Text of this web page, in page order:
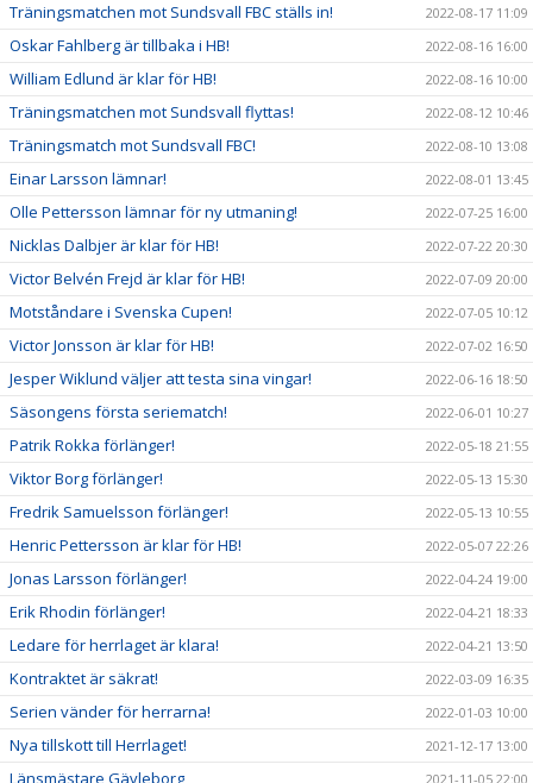
Träningsmatchen mot Sundsvall FBC ställs in! 2022-08-17 11:09
Oskar Fahlberg är tillbaka i HB! 2022-08-16 16:00
William Edlund är klar för HB! 2022-08-16 10:00
Träningsmatchen mot Sundsvall flyttas! 2022-08-12 10:46
Träningsmatch mot Sundsvall FBC! 2022-08-10 13:08
Einar Larsson lämnar! 2022-08-01 13:45
Olle Pettersson lämnar för ny utmaning! 2022-07-25 16:00
Nicklas Dalbjer är klar för HB! 2022-07-22 20:30
Victor Belvén Frejd är klar för HB! 2022-07-09 20:00
Motståndare i Svenska Cupen! 2022-07-05 10:12
Victor Jonsson är klar för HB! 2022-07-02 16:50
Jesper Wiklund väljer att testa sina vingar! 2022-06-16 18:50
Säsongens första seriematch! 2022-06-01 10:27
Patrik Rokka förlänger! 2022-05-18 21:55
Viktor Borg förlänger! 2022-05-13 15:30
Fredrik Samuelsson förlänger! 2022-05-13 10:55
Henric Pettersson är klar för HB! 2022-05-07 22:26
Jonas Larsson förlänger! 2022-04-24 19:00
Erik Rhodin förlänger! 2022-04-21 18:33
Ledare för herrlaget är klara! 2022-04-21 13:50
Kontraktet är säkrat! 2022-03-09 16:35
Serien vänder för herrarna! 2022-01-03 10:00
Nya tillskott till Herrlaget! 2021-12-17 13:00
Länsmästare Gävleborg 2021-11-05 22:00